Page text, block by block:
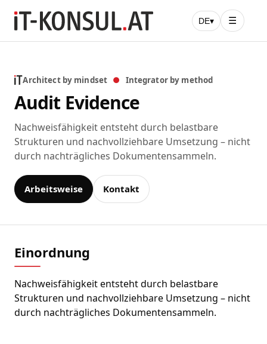
DE▾ ☰
Architect by mindset ● Integrator by method
Audit Evidence
Nachweisfähigkeit entsteht durch belastbare
Strukturen und nachvollziehbare Umsetzung – nicht
durch nachträgliches Dokumentensammeln.
Arbeitsweise Kontakt
Einordnung
Nachweisfähigkeit entsteht durch belastbare
Strukturen und nachvollziehbare Umsetzung – nicht
durch nachträgliches Dokumentensammeln.